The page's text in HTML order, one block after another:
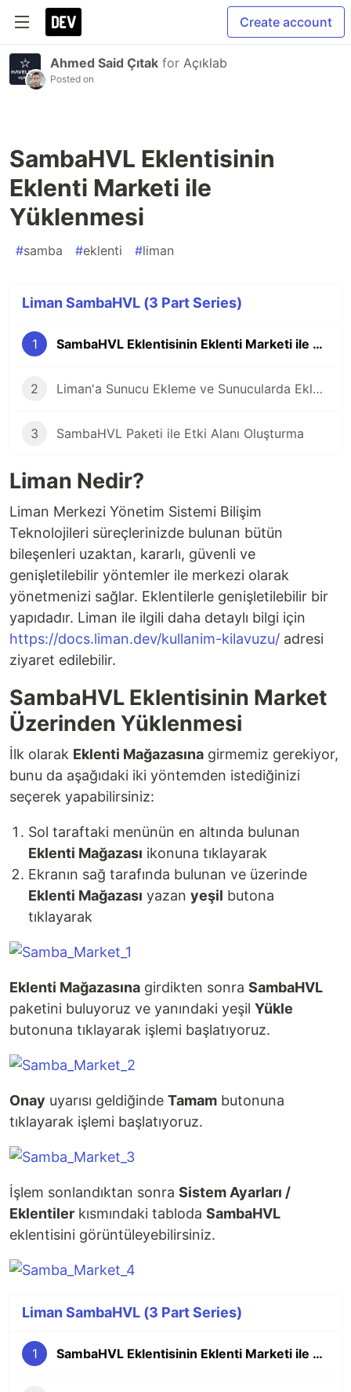
Create account
Ahmed Said Çıtak for Açıklab
Posted on
SambaHVL Eklentisinin
Eklenti Marketi ile
Yüklenmesi
#samba #eklenti #liman
Liman SambaHVL (3 Part Series)
1 SambaHVL Eklentisinin Eklenti Marketi ile Yüklenmesi
2 Liman'a Sunucu Ekleme ve Sunucularda Eklenti Kullanımı
3 SambaHVL Paketi ile Etki Alanı Oluşturma
Liman Nedir?
Liman Merkezi Yönetim Sistemi Bilişim
Teknolojileri süreçlerinizde bulunan bütün
bileşenleri uzaktan, kararlı, güvenli ve
genişletilebilir yöntemler ile merkezi olarak
yönetmenizi sağlar. Eklentilerle genişletilebilir bir
yapıdadır. Liman ile ilgili daha detaylı bilgi için
https://docs.liman.dev/kullanim-kilavuzu/ adresi
ziyaret edilebilir.
SambaHVL Eklentisinin Market
Üzerinden Yüklenmesi
İlk olarak Eklenti Mağazasına girmemiz gerekiyor,
bunu da aşağıdaki iki yöntemden istediğinizi
seçerek yapabilirsiniz:
Sol taraftaki menünün en altında bulunan
Eklenti Mağazası ikonuna tıklayarak
Ekranın sağ tarafında bulunan ve üzerinde
Eklenti Mağazası yazan yeşil butona
tıklayarak
Eklenti Mağazasına girdikten sonra SambaHVL
paketini buluyoruz ve yanındaki yeşil Yükle
butonuna tıklayarak işlemi başlatıyoruz.
Onay uyarısı geldiğinde Tamam butonuna
tıklayarak işlemi başlatıyoruz.
İşlem sonlandıktan sonra Sistem Ayarları /
Eklentiler kısmındaki tabloda SambaHVL
eklentisini görüntüleyebilirsiniz.
Liman SambaHVL (3 Part Series)
1 SambaHVL Eklentisinin Eklenti Marketi ile Yüklenmesi